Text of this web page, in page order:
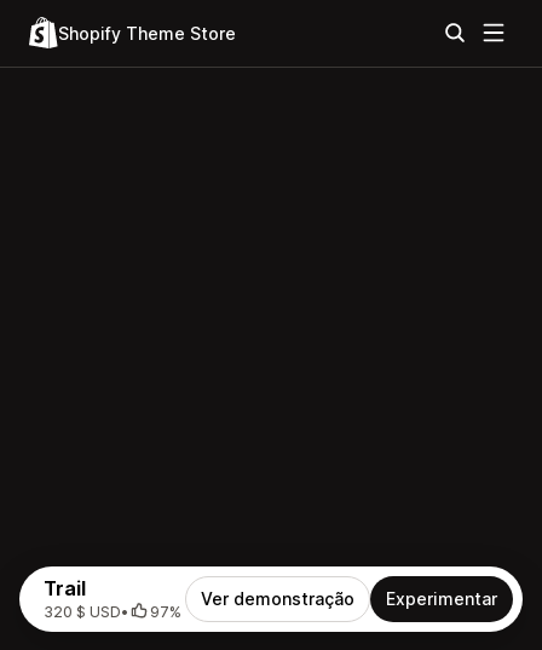
Shopify Theme Store
Trail
320 $ USD• 97%
Ver demonstração Experimentar